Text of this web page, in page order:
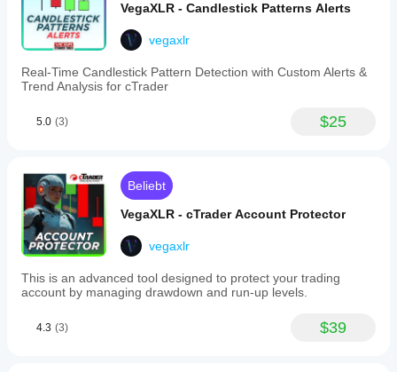
cover
candlestick
patterns,
market
direction
changes,
bar
have
enhanced
alert
capabilities
and
integrated
alerts
via
along
with
VegaXLR - Candlestick Patterns Alerts
vegaxlr
Real-Time Candlestick Pattern Detection with Custom Alerts &
Trend Analysis for cTrader
5.0 (3) $25
Beliebt
VegaXLR - cTrader Account Protector
vegaxlr
This is an advanced tool designed to protect your trading
account by managing drawdown and run-up levels.
4.3 (3) $39